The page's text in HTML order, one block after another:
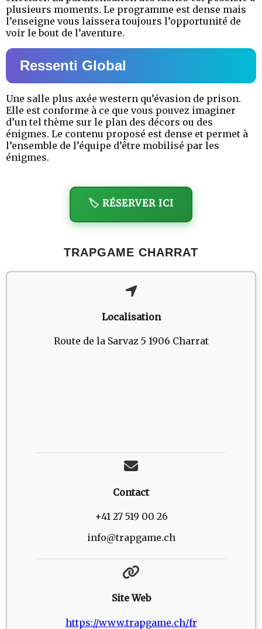
plusieurs moments. Le programme est dense mais
l’enseigne vous laissera toujours l’opportunité de
voir le bout de l’aventure.
Ressenti Global
Une salle plus axée western qu’évasion de prison.
Elle est conforme à ce que vous pouvez imaginer
d’un tel thème sur le plan des décors ou des
énigmes. Le contenu proposé est dense et permet à
l’ensemble de l’équipe d’être mobilisé par les
énigmes.
🏷️ RÉSERVER ICI
TRAPGAME CHARRAT
Localisation
Route de la Sarvaz 5 1906 Charrat
Contact
+41 27 519 00 26
info@trapgame.ch
Site Web
https://www.trapgame.ch/fr